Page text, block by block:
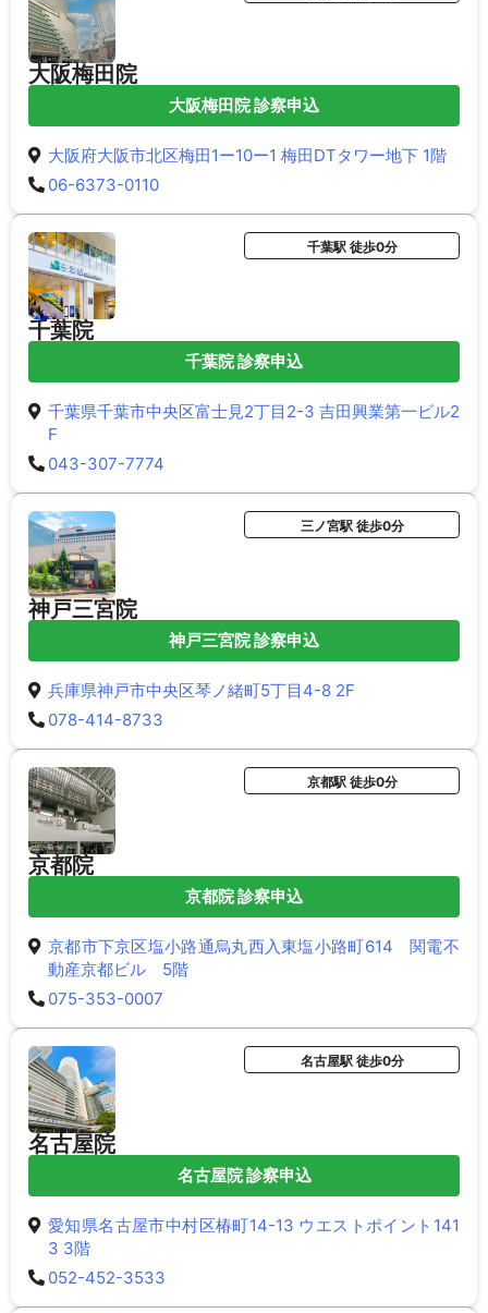
大阪梅田院
大阪梅田院 診察申込
大阪府大阪市北区梅田1ー10ー1 梅田DTタワー地下 1階
06-6373-0110
千葉院
千葉駅 徒歩0分
千葉院 診察申込
千葉県千葉市中央区富士見2丁目2-3 吉田興業第一ビル2
F
043-307-7774
神戸三宮院
三ノ宮駅 徒歩0分
神戸三宮院 診察申込
兵庫県神戸市中央区琴ノ緒町5丁目4-8 2F
078-414-8733
京都院
京都駅 徒歩0分
京都院 診察申込
京都市下京区塩小路通烏丸西入東塩小路町614 関電不
動産京都ビル 5階
075-353-0007
名古屋院
名古屋駅 徒歩0分
名古屋院 診察申込
愛知県名古屋市中村区椿町14-13 ウエストポイント141
3 3階
052-452-3533